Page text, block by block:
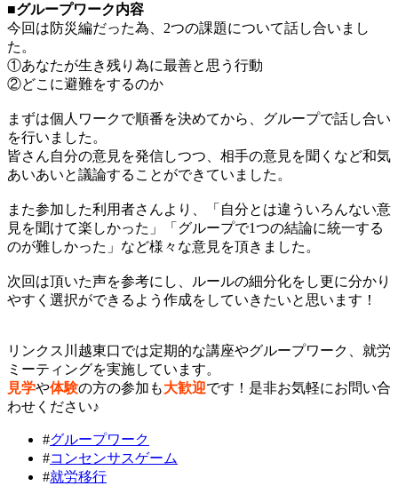
■グループワーク内容
今回は防災編だった為、2つの課題について話し合いまし
た。
①あなたが生き残り為に最善と思う行動
②どこに避難をするのか
まずは個人ワークで順番を決めてから、グループで話し合い
を行いました。
皆さん自分の意見を発信しつつ、相手の意見を聞くなど和気
あいあいと議論することができていました。
また参加した利用者さんより、「自分とは違ういろんない意
見を聞けて楽しかった」「グループで1つの結論に統一する
のが難しかった」など様々な意見を頂きました。
次回は頂いた声を参考にし、ルールの細分化をし更に分かり
やすく選択ができるよう作成をしていきたいと思います！
リンクス川越東口では定期的な講座やグループワーク、就労
ミーティングを実施しています。
見学や体験の方の参加も大歓迎です！是非お気軽にお問い合
わせください♪
#グループワーク
#コンセンサスゲーム
#就労移行